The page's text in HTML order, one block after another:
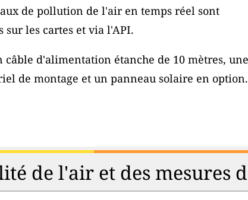
de pollution de l'air en temps réel sont
les cartes et via l'API.
câble d'alimentation étanche de 10 mètres, une
de montage et un panneau solaire en option.
de l'air et des mesures